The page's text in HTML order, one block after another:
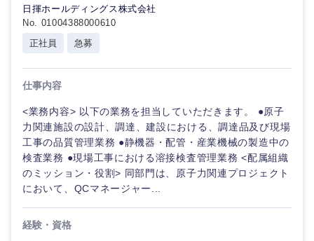
日揮ホールディングス株式会社
No. 01004388000610
正社員
急募
仕事内容
<業務内容> 以下の業務を担当していただきます。 ●原子
力関連施設の設計、調達、建設における、調達品及び現場
工事の品質管理業務 ●静機器・配管・産業機械の製造中の
検査業務 ●現場工事における溶接検査管理業務 <配属組織
のミッション・役割> 同部門は、原子力関連プロジェクト
において、QCマネージャー...
経験・資格